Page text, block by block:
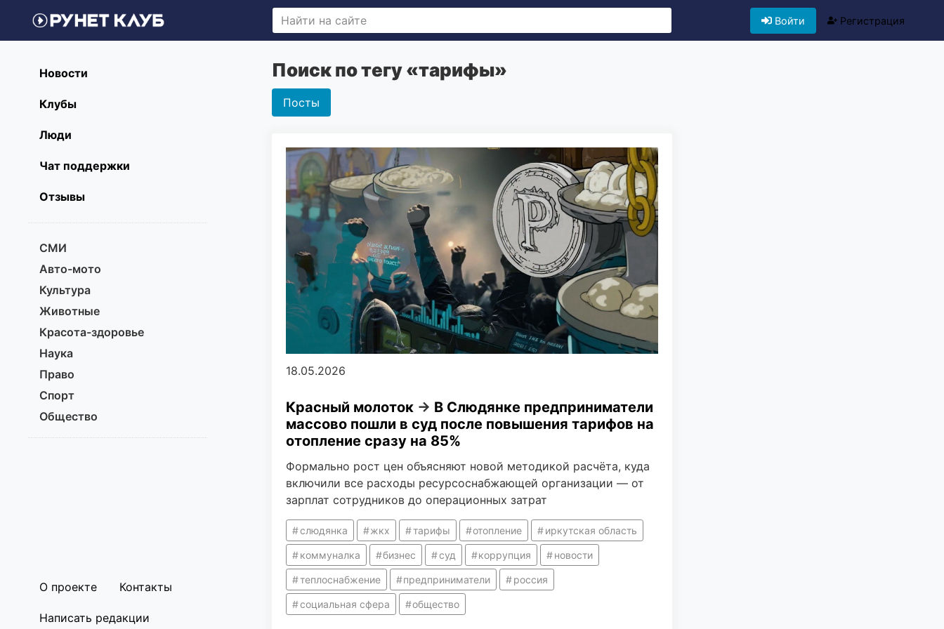
Войти Регистрация
Новости
Клубы
Люди
Чат поддержки
Отзывы
СМИ
Авто-мото
Культура
Животные
Красота-здоровье
Наука
Право
Спорт
Общество
О проекте Контакты
Написать редакции
Поиск по тегу «тарифы»
Посты
18.05.2026
Красный молоток → В Слюдянке предприниматели
массово пошли в суд после повышения тарифов на
отопление сразу на 85%
Формально рост цен объясняют новой методикой расчёта, куда
включили все расходы ресурсоснабжающей организации — от
зарплат сотрудников до операционных затрат
слюдянка жкх тарифы отопление иркутская область
коммуналка бизнес суд коррупция новости
теплоснабжение предприниматели россия
социальная сфера общество